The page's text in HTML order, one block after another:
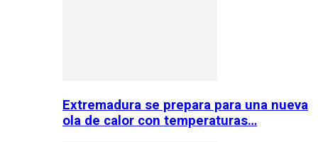
Extremadura se prepara para una nueva
ola de calor con temperaturas…